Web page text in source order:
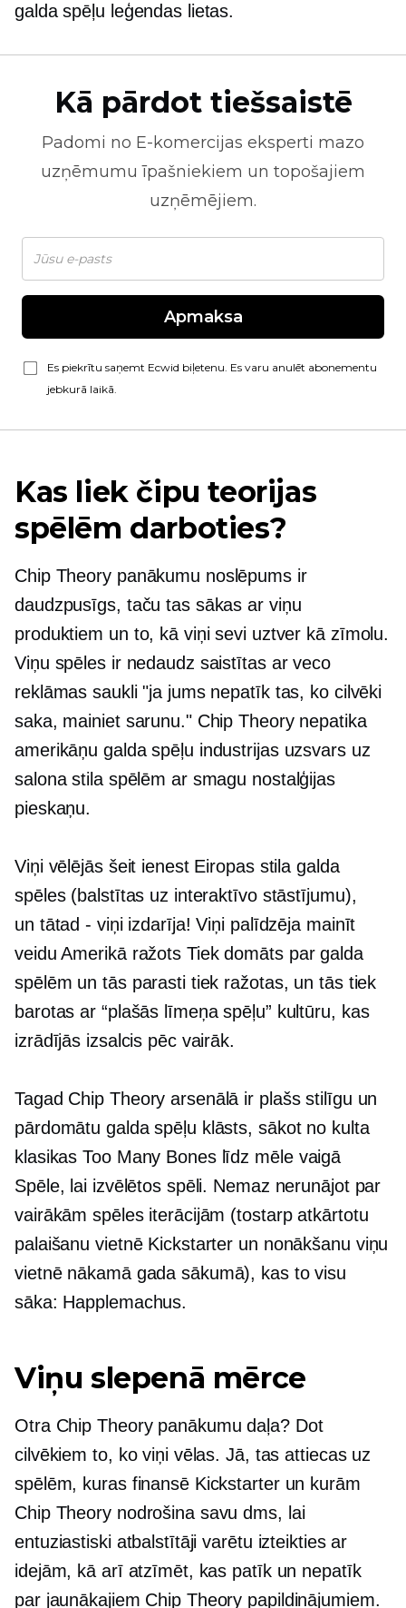
galda spēļu leģendas lietas.
Kā pārdot tiešsaistē
Padomi no E-komercijas eksperti mazo
uzņēmumu īpašniekiem un topošajiem
uzņēmējiem.
Apmaksa
Es piekrītu saņemt Ecwid biļetenu. Es varu anulēt abonementu
jebkurā laikā.
Kas liek čipu teorijas
spēlēm darboties?
Chip Theory panākumu noslēpums ir
daudzpusīgs, taču tas sākas ar viņu
produktiem un to, kā viņi sevi uztver kā zīmolu.
Viņu spēles ir nedaudz saistītas ar veco
reklāmas saukli "ja jums nepatīk tas, ko cilvēki
saka, mainiet sarunu." Chip Theory nepatika
amerikāņu galda spēļu industrijas uzsvars uz
salona stila spēlēm ar smagu nostalģijas
pieskaņu.
Viņi vēlējās šeit ienest Eiropas stila galda
spēles (balstītas uz interaktīvo stāstījumu),
un tātad - viņiizdarīja! Viņi palīdzēja mainīt
veiduAmerikā ražots Tiek domāts par galda
spēlēm un tās parasti tiek ražotas, un tās tiek
barotas ar “plašās līmeņa spēļu” kultūru, kas
izrādījās izsalcis pēc vairāk.
Tagad Chip Theory arsenālā ir plašs stilīgu un
pārdomātu galda spēļu klāsts, sākot no kulta
klasikas Too Many Bones līdz mēle vaigā
Spēle, lai izvēlētos spēli. Nemaz nerunājot par
vairākām spēles iterācijām (tostarp atkārtotu
palaišanu vietnē Kickstarter un nonākšanu viņu
vietnē nākamā gada sākumā), kas to visu
sāka: Happlemachus.
Viņu slepenā mērce
Otra Chip Theory panākumu daļa? Dot
cilvēkiem to, ko viņi vēlas. Jā, tas attiecas uz
spēlēm, kuras finansē Kickstarter un kurām
Chip Theory nodrošina savu dms, lai
entuziastiski atbalstītāji varētu izteikties ar
idejām, kā arī atzīmēt, kas patīk un nepatīk
par jaunākajiem Chip Theory papildinājumiem.